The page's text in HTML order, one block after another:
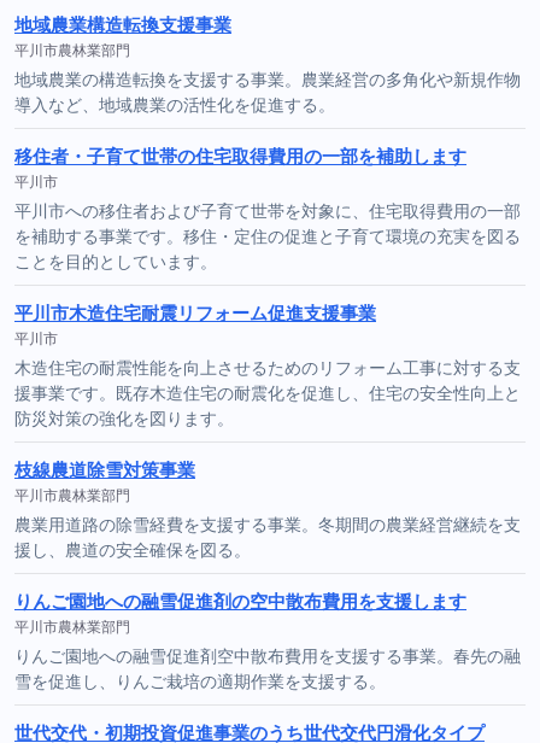
地域農業構造転換支援事業
平川市農林業部門
地域農業の構造転換を支援する事業。農業経営の多角化や新規作物
導入など、地域農業の活性化を促進する。
移住者・子育て世帯の住宅取得費用の一部を補助します
平川市
平川市への移住者および子育て世帯を対象に、住宅取得費用の一部
を補助する事業です。移住・定住の促進と子育て環境の充実を図る
ことを目的としています。
平川市木造住宅耐震リフォーム促進支援事業
平川市
木造住宅の耐震性能を向上させるためのリフォーム工事に対する支
援事業です。既存木造住宅の耐震化を促進し、住宅の安全性向上と
防災対策の強化を図ります。
枝線農道除雪対策事業
平川市農林業部門
農業用道路の除雪経費を支援する事業。冬期間の農業経営継続を支
援し、農道の安全確保を図る。
りんご園地への融雪促進剤の空中散布費用を支援します
平川市農林業部門
りんご園地への融雪促進剤空中散布費用を支援する事業。春先の融
雪を促進し、りんご栽培の適期作業を支援する。
世代交代・初期投資促進事業のうち世代交代円滑化タイプ